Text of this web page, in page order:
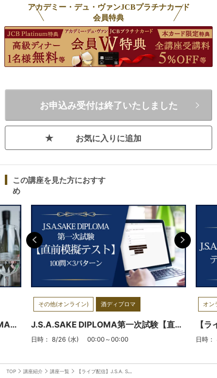
も質問可能です。講義に丁寧な質疑応
答を組み合わせることで、合格後の活
躍も見据えた「確実な理解」を目指し
ていきます。 特にワインなど他酒類の
世界から日本酒に進んだ方はそれぞれ
勘違いしやすいポイントがあったりも
触れた経験から適切にフォローをして
いきます。【その３ 合格後も続く学び
うのがもったいないというのも多くの
方のご意見かと思います。並里クラス
はメインの「本講座」だけでも毎年百
中だけでなく受講後も交流や情報交換
が活発です。定期的な交流会や酒蔵見
ども用意されていますので、合格後も
含めてずっと刺激を得られる環境で
す。＿＿＿＿＿＿＿＿＿＿＿＿＿＿＿
＿＿＿＿＿＿＿＿＿＿＿＿＿＿＿＿＿
＿＿＿＿＿＿＿＿【保有資格・実績 】
酒類総合研究所認定 清酒専門評価者日
本醸造協会認定 唎酒マイスターSSI認
定 唎酒師＆ 国際唎酒師／酒匠／グラ
ンド和酒マスターテイスター日本ソム
リエ協会認定 ソムリエ／SAKE
Level 3 Award in Wines／Sake第5回
メディア出演多数（テレビ各局／ラジ
アカデミー・デュ・ヴァンJCBプラチナカード
会員特典
お気に入りに追加
お申込み受付は終了いたしました
この講座を見た方におすす
め
【ライブ配信】J.S.A.SAKE DIPLOMA二次試験対策：【総仕上げに】テイスティング模擬試験セット(①②同日開催)
その他(オンライン) 酒ディプロマ
J.S.A.SAKE DIPLOMA第一次試験【直前模擬テスト】100問×3パターン
日時： 8/26 (水) 00:00～00:00
オン
日時
TOP 講座紹介 講座一覧 【ライブ配信】J.S.A. SAKE DIPLOMA一次試験対策 総ざらい講座